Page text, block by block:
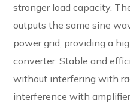
stronger load capacity.
outputs the same sine
power grid, providing a
converter. Stable and
without interfering with
interference with